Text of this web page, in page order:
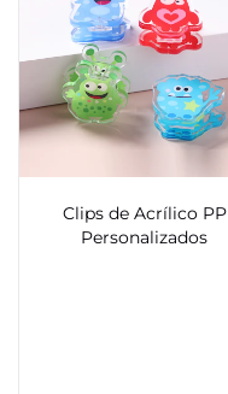
Clips de Acrílico PP
Personalizados